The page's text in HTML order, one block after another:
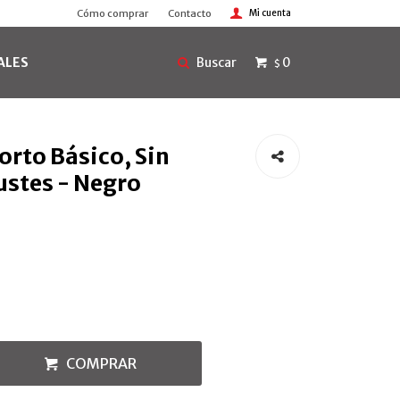
$ 0
Cómo comprar Contacto
Básico, Sin
- Negro
COMPRAR